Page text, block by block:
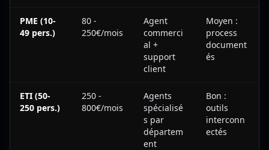
PME (10-
49 pers.)
80 -
250€/mois
Agent
commerci
al +
support
client
Moyen :
process
document
és
ETI (50-
250 pers.)
250 -
800€/mois
Agents
spécialisé
s par
départem
ent
Bon :
outils
interconn
ectés